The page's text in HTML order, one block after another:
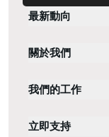
最新動向
關於我們
我們的工作
立即支持